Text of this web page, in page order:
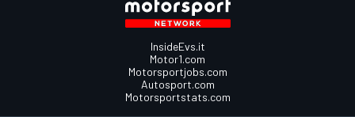
InsideEvs.it
Motor1.com
Motorsportjobs.com
Autosport.com
Motorsportstats.com